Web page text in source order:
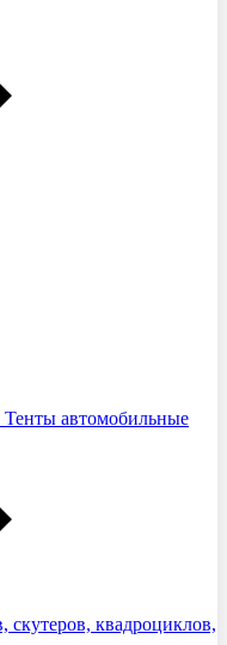
Тенты автомобильные